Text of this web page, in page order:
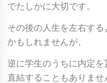
でたしかに大切です。
その後の人生を左右す
かもしれませんが、
逆に学生のうちに内定
直結することもありませ